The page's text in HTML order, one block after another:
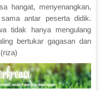
hangat, menyenangkan,
antar peserta didik.
tidak hanya mengulang
bertukar gagasan dan